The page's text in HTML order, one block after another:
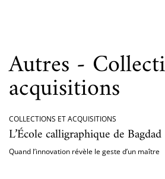
Autres -
acquisitions
COLLECTIONS ET ACQUISITIONS
L’École calligraphique de Bagdad
Quand l’innovation révèle le geste d’un maître